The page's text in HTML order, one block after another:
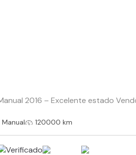
2016 – Excelente estado
Manual 120000 km